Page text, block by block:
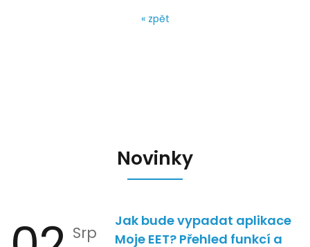
« zpět
Novinky
Srp
Jak bude vypadat aplikace
Moje EET? Přehled funkcí a